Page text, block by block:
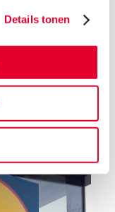
Details tonen